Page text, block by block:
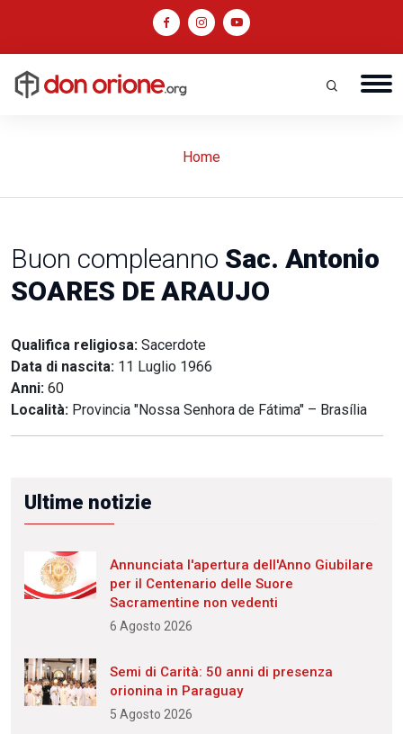
Home
Buon compleanno Sac. Antonio
SOARES DE ARAUJO
Qualifica religiosa: Sacerdote
Data di nascita: 11 Luglio 1966
Anni: 60
Località: Provincia "Nossa Senhora de Fátima" – Brasília
Ultime notizie
Annunciata l'apertura dell'Anno Giubilare
per il Centenario delle Suore
Sacramentine non vedenti
6 Agosto 2026
Semi di Carità: 50 anni di presenza
orionina in Paraguay
5 Agosto 2026